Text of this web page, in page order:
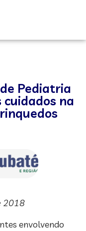
Pediatria
na
2018
envolvendo